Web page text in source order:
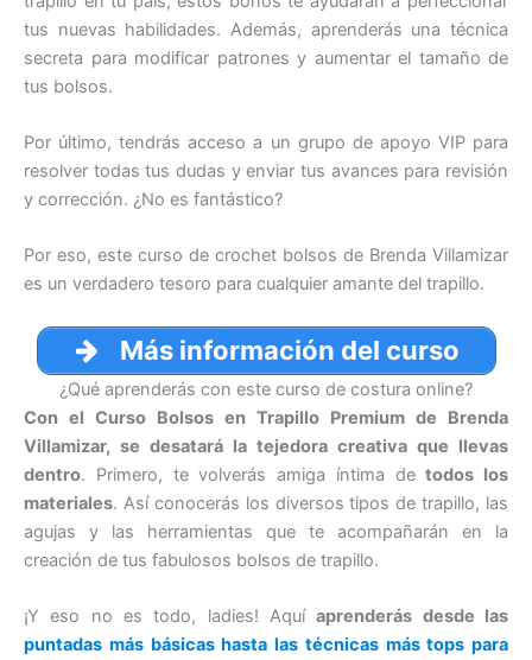
tus nuevas habilidades. Además, aprenderás una técnica
secreta para modificar patrones y aumentar el tamaño de
tus bolsos.
Por último, tendrás acceso a un grupo de apoyo VIP para
resolver todas tus dudas y enviar tus avances para revisión
y corrección. ¿No es fantástico?
Por eso, este curso de crochet bolsos de Brenda Villamizar
es un verdadero tesoro para cualquier amante del trapillo.
Más información del curso
¿Qué aprenderás con este curso de costura online?
Con el Curso Bolsos en Trapillo Premium de Brenda
Villamizar, se desatará la tejedora creativa que llevas
dentro. Primero, te volverás amiga íntima detodos los
materiales. Así conocerás los diversos tipos de trapillo, las
agujas y las herramientas que te acompañarán en la
creación de tus fabulosos bolsos de trapillo.
¡Y eso no es todo, ladies! Aquíaprenderás desde las
puntadas más básicas hasta las técnicas más tops para